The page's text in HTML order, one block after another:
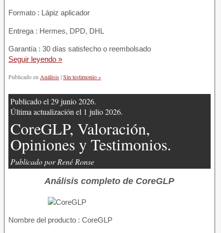
Formato : Lápiz aplicador
Entrega : Hermes, DPD, DHL
Garantía : 30 días satisfecho o reembolsado
Seguir leyendo »
Publicado en Análisis|Sin testimonio »
Publicado el 29 junio 2026.
Última actualización el 1 julio 2026.
CoreGLP, Valoración,
Opiniones y Testimonios.
Publicado por René Ronse
Análisis completo de CoreGLP
Nombre del producto : CoreGLP